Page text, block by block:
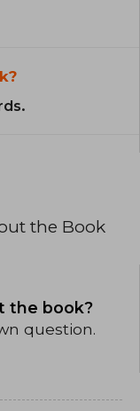
the Book
the book?
question.